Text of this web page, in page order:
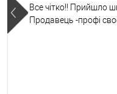
Все чітко!! Прийшло
Продавець -профі